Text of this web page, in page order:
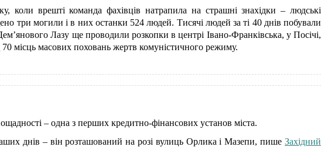
коли врешті команда фахівців натрапила на страшні знахідки – людські
три могили і в них останки 524 людей. Тисячі людей за ті 40 днів побували
Лазу ще проводили розкопки в центрі Івано-Франківська, у Посічі,
місць масових поховань жертв комуністичного режиму.
– одна з перших кредитно-фінансових установ міста.
днів – він розташований на розі вулиць Орлика і Мазепи, пише Західний